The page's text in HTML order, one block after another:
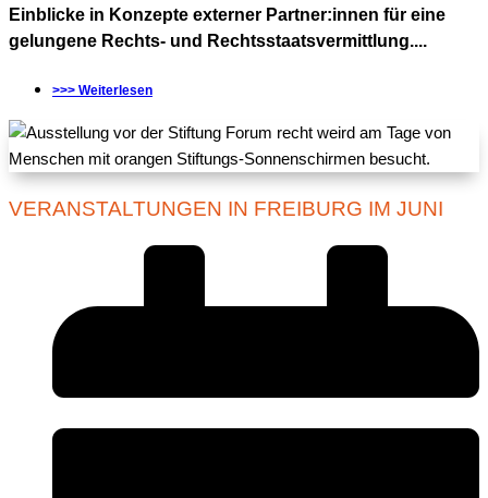
Einblicke in Konzepte externer Partner:innen für eine
gelungene Rechts- und Rechtsstaatsvermittlung....
>>> Weiterlesen
VERANSTALTUNGEN IN FREIBURG IM JUNI